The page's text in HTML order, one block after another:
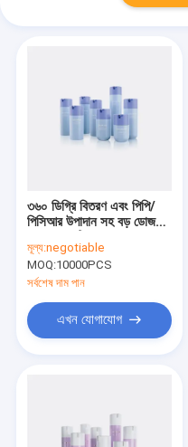
৩৬০ ডিগ্রি বিতরণ এবং পিপি/
পিসিআর উপাদান সহ বড় ডোজ
বোতল
মূল্য:negotiable
MOQ:10000PCS
সর্বশেষ দাম পান
এখন যোগাযোগ